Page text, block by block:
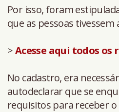
Por isso, foram
que as pessoas tivessem
>Acesse aqui todos os
No cadastro, era
autodeclarar que se
requisitos para receber